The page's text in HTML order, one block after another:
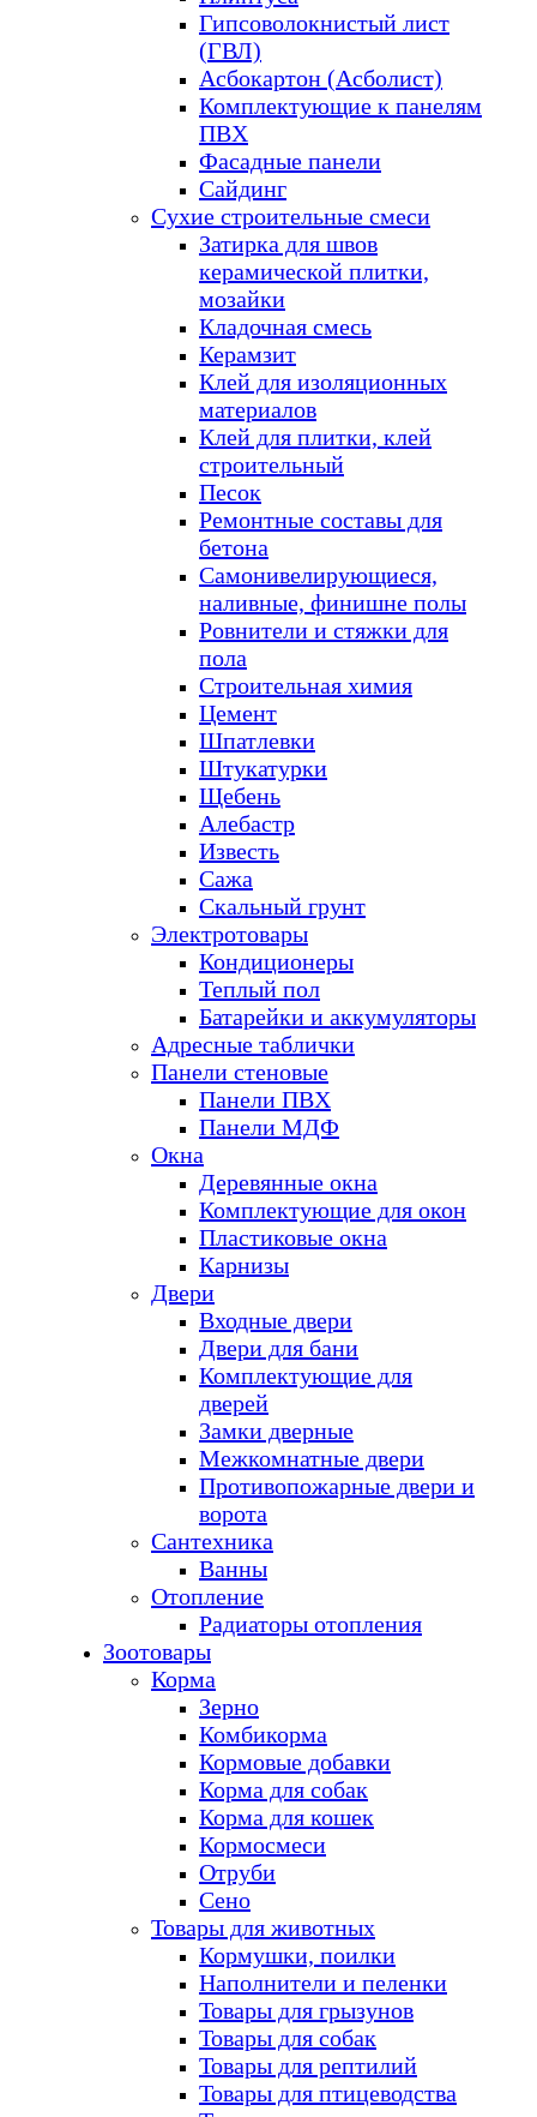
Гипсоволокнистый лист
(ГВЛ)
Асбокартон (Асболист)
Комплектующие к панелям
ПВХ
Фасадные панели
Сайдинг
Сухие строительные смеси
Затирка для швов
керамической плитки,
мозайки
Кладочная смесь
Керамзит
Клей для изоляционных
материалов
Клей для плитки, клей
строительный
Песок
Ремонтные составы для
бетона
Самонивелирующиеся,
наливные, финишне полы
Ровнители и стяжки для
пола
Строительная химия
Цемент
Шпатлевки
Штукатурки
Щебень
Алебастр
Известь
Сажа
Скальный грунт
Электротовары
Кондиционеры
Теплый пол
Батарейки и аккумуляторы
Адресные таблички
Панели стеновые
Панели ПВХ
Панели МДФ
Окна
Деревянные окна
Комплектующие для окон
Пластиковые окна
Карнизы
Двери
Входные двери
Двери для бани
Комплектующие для
дверей
Замки дверные
Межкомнатные двери
Противопожарные двери и
ворота
Сантехника
Ванны
Отопление
Радиаторы отопления
Зоотовары
Корма
Зерно
Комбикорма
Кормовые добавки
Корма для собак
Корма для кошек
Кормосмеси
Отруби
Сено
Товары для животных
Кормушки, поилки
Наполнители и пеленки
Товары для грызунов
Товары для собак
Товары для рептилий
Товары для птицеводства